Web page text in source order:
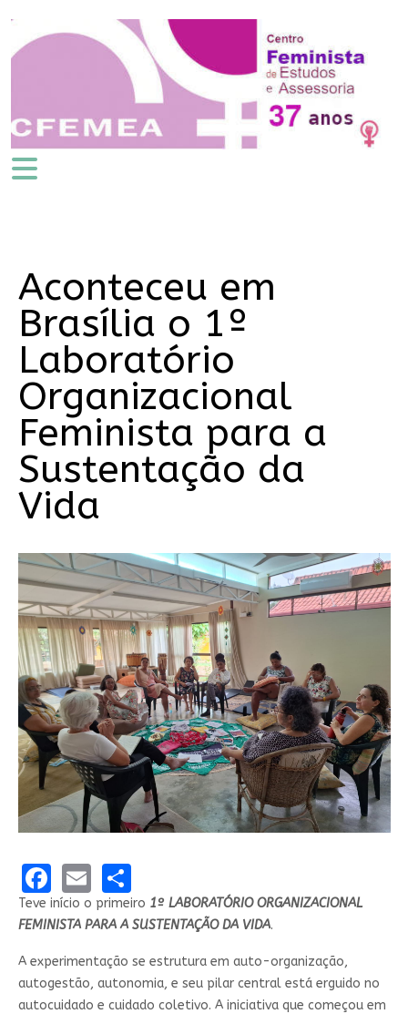
Aconteceu em
Brasília o 1º
Laboratório
Organizacional
Feminista para a
Sustentação da
Vida
Facebook
EmailShare
Teve início o primeiro 1º LABORATÓRIO ORGANIZACIONAL
FEMINISTA PARA A SUSTENTAÇÃO DA VIDA.
A experimentação se estrutura em auto-organização,
autogestão, autonomia, e seu pilar central está erguido no
autocuidado e cuidado coletivo. A iniciativa que começou em